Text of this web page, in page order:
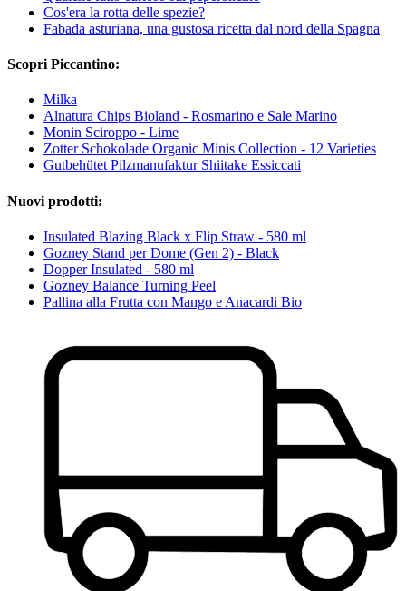
Cos'era la rotta delle spezie?
Fabada asturiana, una gustosa ricetta dal nord della Spagna
Scopri Piccantino:
Milka
Alnatura Chips Bioland - Rosmarino e Sale Marino
Monin Sciroppo - Lime
Zotter Schokolade Organic Minis Collection - 12 Varieties
Gutbehütet Pilzmanufaktur Shiitake Essiccati
Nuovi prodotti:
Insulated Blazing Black x Flip Straw - 580 ml
Gozney Stand per Dome (Gen 2) - Black
Dopper Insulated - 580 ml
Gozney Balance Turning Peel
Pallina alla Frutta con Mango e Anacardi Bio